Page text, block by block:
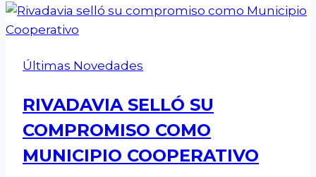
Últimas Novedades
RIVADAVIA SELLÓ SU
COMPROMISO COMO
MUNICIPIO COOPERATIVO